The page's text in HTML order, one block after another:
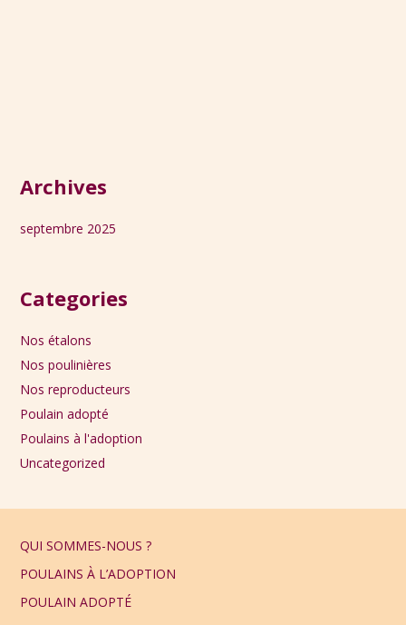
Archives
septembre 2025
Categories
Nos étalons
Nos poulinières
Nos reproducteurs
Poulain adopté
Poulains à l'adoption
Uncategorized
QUI SOMMES-NOUS ?
POULAINS À L’ADOPTION
POULAIN ADOPTÉ